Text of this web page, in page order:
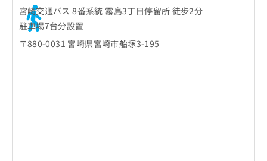
宮崎交通バス 8番系統 霧島3丁目停留所 徒歩2分
駐車場7台分設置
〒880-0031 宮崎県宮崎市船塚3-195